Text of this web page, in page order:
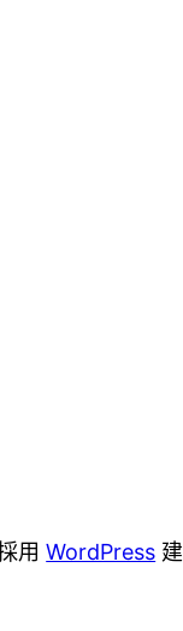
用WordPress